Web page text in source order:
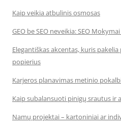
Kaip veikia atbulinis osmosas
GEO be SEO neveikia: SEO
Elegantiškas akcentas, kuris
popierius
Karjeros planavimas metinio
Kaip subalansuoti pinigų srautus ir
Namų projektai – kartoniniai ar